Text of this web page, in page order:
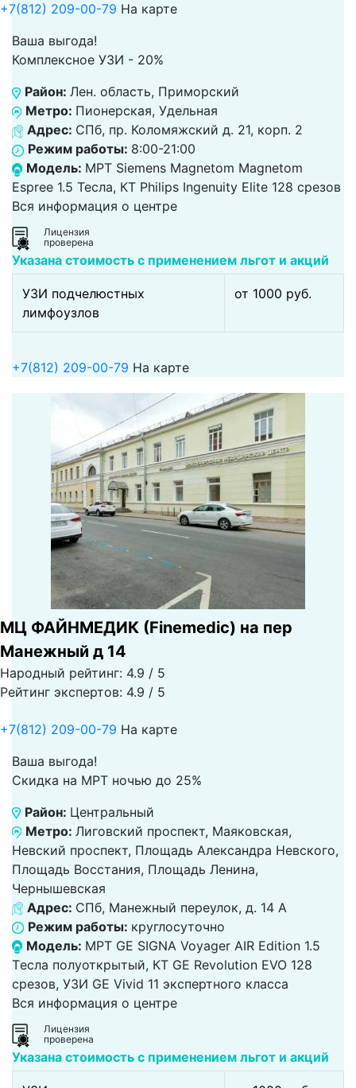
+7(812) 209-00-79 На карте
Ваша выгода!
Комплексное УЗИ - 20%
Район: Лен. область, Приморский
Метро: Пионерская, Удельная
Адрес: СПб, пр. Коломяжский д. 21, корп. 2
Режим работы: 8:00-21:00
Модель: МРТ Siemens Magnetom Magnetom
Espree 1.5 Тесла, КТ Philips Ingenuity Elite 128 срезов
Вся информация о центре
Лицензия
проверена
Указана стоимость с применением льгот и акций
УЗИ подчелюстных
лимфоузлов
от 1000 pуб.
+7(812) 209-00-79 На карте
МЦ ФАЙНМЕДИК (Finemedic) на пер
Манежный д 14
Народный рейтинг: 4.9 / 5
Рейтинг экспертов: 4.9 / 5
+7(812) 209-00-79 На карте
Ваша выгода!
Скидка на МРТ ночью до 25%
Район: Центральный
Метро: Лиговский проспект, Маяковская,
Невский проспект, Площадь Александра Невского,
Площадь Восстания, Площадь Ленина,
Чернышевская
Адрес: СПб, Манежный переулок, д. 14 А
Режим работы: круглосуточно
Модель: МРТ GE SIGNA Voyager AIR Edition 1.5
Tесла полуоткрытый, КТ GE Revolution EVO 128
срезов, УЗИ GE Vivid 11 экспертного класса
Вся информация о центре
Лицензия
проверена
Указана стоимость с применением льгот и акций